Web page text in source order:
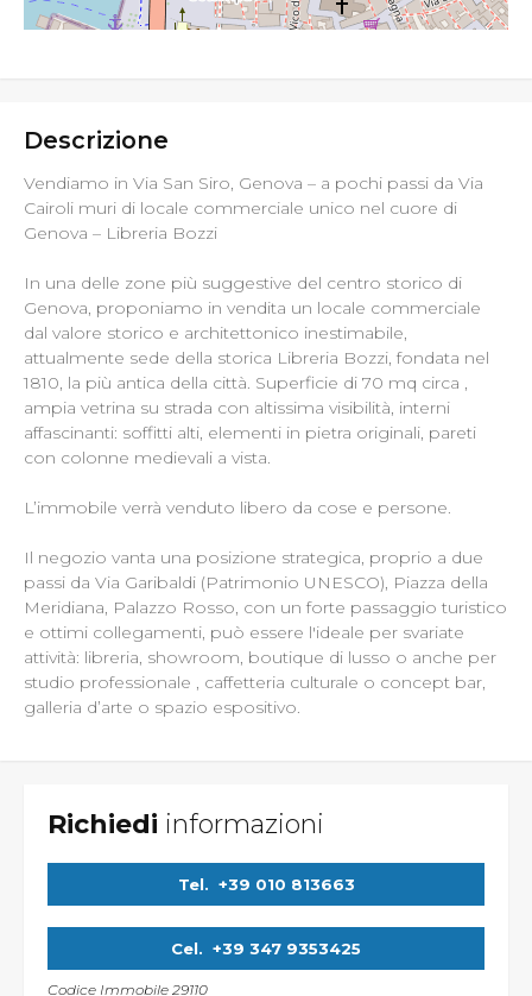
Descrizione
Vendiamo in Via San Siro, Genova – a pochi passi da Via
Cairoli muri di locale commerciale unico nel cuore di
Genova – Libreria Bozzi
In una delle zone più suggestive del centro storico di
Genova, proponiamo in vendita un locale commerciale
dal valore storico e architettonico inestimabile,
attualmente sede della storica Libreria Bozzi, fondata nel
1810, la più antica della città. Superficie di 70 mq circa ,
ampia vetrina su strada con altissima visibilità, interni
affascinanti: soffitti alti, elementi in pietra originali, pareti
con colonne medievali a vista.
L’immobile verrà venduto libero da cose e persone.
Il negozio vanta una posizione strategica, proprio a due
passi da Via Garibaldi (Patrimonio UNESCO), Piazza della
Meridiana, Palazzo Rosso, con un forte passaggio turistico
e ottimi collegamenti, può essere l'ideale per svariate
attività: libreria, showroom, boutique di lusso o anche per
studio professionale , caffetteria culturale o concept bar,
galleria d’arte o spazio espositivo.
Richiedi informazioni
Tel. +39 010 813663
Cel. +39 347 9353425
Codice Immobile 29110